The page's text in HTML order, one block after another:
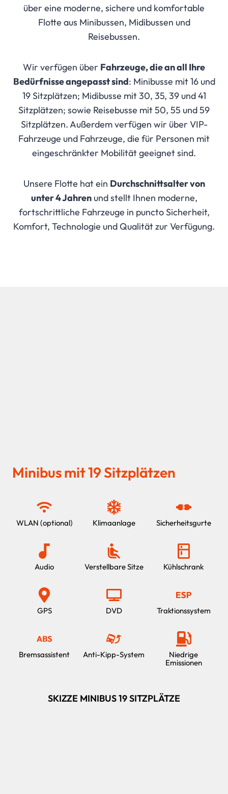
über eine moderne, sichere und komfortable
Flotte aus Minibussen, Midibussen und
Reisebussen.
Wir verfügen über Fahrzeuge, die an all Ihre
Bedürfnisse angepasst sind: Minibusse mit 16 und
19 Sitzplätzen; Midibusse mit 30, 35, 39 und 41
Sitzplätzen; sowie Reisebusse mit 50, 55 und 59
Sitzplätzen. Außerdem verfügen wir über VIP-
Fahrzeuge und Fahrzeuge, die für Personen mit
eingeschränkter Mobilität geeignet sind.
Unsere Flotte hat ein Durchschnittsalter von
unter 4 Jahrenund stellt Ihnen moderne,
fortschrittliche Fahrzeuge in puncto Sicherheit,
Komfort, Technologie und Qualität zur Verfügung.
Minibus mit 19 Sitzplätzen
WLAN (optional) Klimaanlage Sicherheitsgurte
Audio Verstellbare Sitze Kühlschrank
GPS DVD Traktionssystem
Bremsassistent Anti-Kipp-System
Niedrige
Emissionen
SKIZZE MINIBUS 19 SITZPLÄTZE